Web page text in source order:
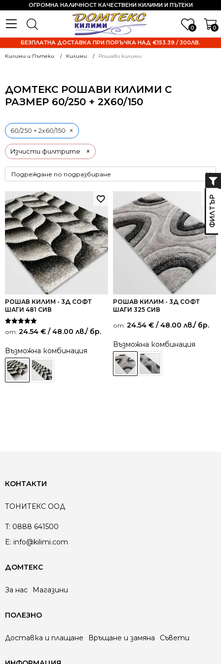
0 0
ОГРОМНА НАЛИЧНОСТ КАЧЕСТВЕНИ КИЛИМИ И ПЪТЕКИ
БЕЗПЛАТНА ДОСТАВКА ПРИ ПОРЪЧКА НАД €153.39 / 300ЛВ.
Килими и Пътеки Килими Рошави килими
ДОМТЕКС РОШАВИ КИЛИМИ С
РАЗМЕР 60/250 + 2Х60/150
Изчисти филтрите ×
60/250 + 2х60/150 ×
РОШАВ КИЛИМ - 3Д СОФТ
ШАГИ 481 СИВ
Оценено на
5.00
от: 24.54 € / 48.00 лв./ бр.
Възможна комбинация
РОШАВ КИЛИМ - 3Д СОФТ
ШАГИ 325 СИВ
от: 24.54 € / 48.00 лв./ бр.
Възможна комбинация
КОНТАКТИ
ТОНИТЕКС ООД
T: 0888 641500
E: info@kilimi.com
ДОМТЕКС
За нас Магазини
ПОЛЕЗНО
Доставка и плащане Връщане и замяна Съвети